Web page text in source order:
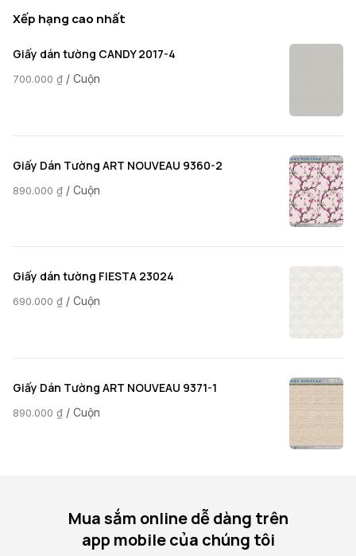
Xếp hạng cao nhất
Giấy dán tường CANDY 2017-4
700.000 ₫ / Cuộn
Giấy Dán Tường ART NOUVEAU 9360-2
890.000 ₫ / Cuộn
Giấy dán tường FIESTA 23024
690.000 ₫ / Cuộn
Giấy Dán Tường ART NOUVEAU 9371-1
890.000 ₫ / Cuộn
Mua sắm online dễ dàng trên
app mobile của chúng tôi